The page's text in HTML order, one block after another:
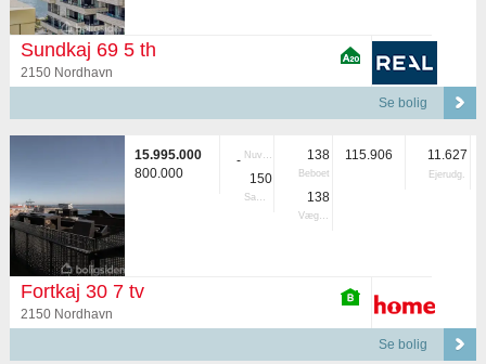
Sundkaj 69 5 th
2150 Nordhavn
Se bolig
15.995.000
800.000
- Nuvær.
150
Samlet
138
Beboet
138
Vægtet
115.906 11.627
Ejerudg.
Fortkaj 30 7 tv
2150 Nordhavn
Se bolig